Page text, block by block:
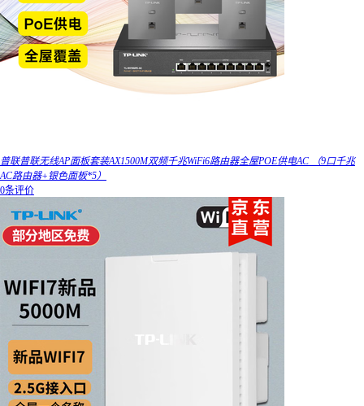
普联普联无线AP面板套装AX1500M双频千兆WiFi6路由器全屋POE供电AC （9口千兆
AC路由器+银色面板*5）
0条评价